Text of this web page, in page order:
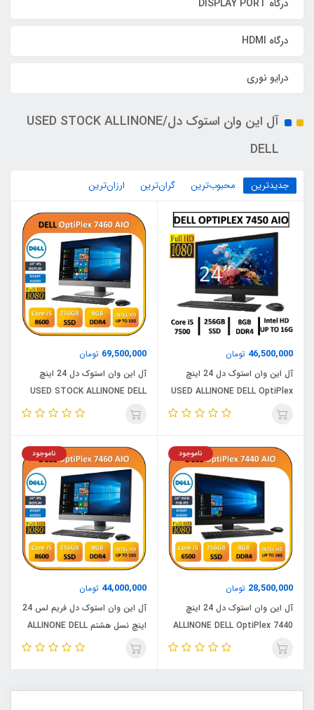
درگاه DISPLAY PORT
درگاه HDMI
درایو نوری
آل این وان استوک دل/USED STOCK ALLINONE
DELL
جدیدترین محبوب‌ترین گران‌ترین ارزان‌ترین
46,500,000 تومان
آل این وان استوک دل 24 اینچ
USED ALLINONE DELL OptiPlex
7450 AIO/CPU Core i5
69,500,000 تومان
آل این وان استوک دل 24 اینچ
USED STOCK ALLINONE DELL
OptiPlex 7460 AIO/ CPU Core
28,500,000 تومان
ناموجود
آل این وان استوک دل 24 اینچ
ALLINONE DELL OptiPlex 7440
AIO/Core i5 6500/RAM 8/ 256G
44,000,000 تومان
ناموجود
آل این وان استوک دل فریم لس 24
اینچ نسل هشتم ALLINONE DELL
FRAMELESS OptiPlex 7460